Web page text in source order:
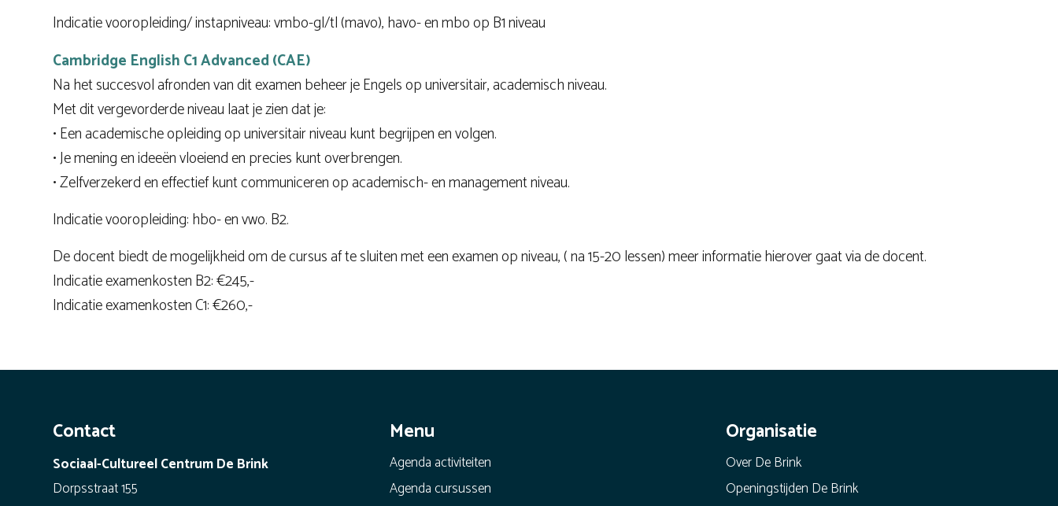
Indicatie vooropleiding/ instapniveau: vmbo-gl/tl (mavo), havo- en mbo op B1 niveau
Cambridge English C1 Advanced (CAE)
Na het succesvol afronden van dit examen beheer je Engels op universitair, academisch niveau.
Met dit vergevorderde niveau laat je zien dat je:
• Een academische opleiding op universitair niveau kunt begrijpen en volgen.
• Je mening en ideeën vloeiend en precies kunt overbrengen.
• Zelfverzekerd en effectief kunt communiceren op academisch- en management niveau.
Indicatie vooropleiding: hbo- en vwo. B2.
De docent biedt de mogelijkheid om de cursus af te sluiten met een examen op niveau, ( na 15-20 lessen) meer informatie hierover gaat via de docent.
Indicatie examenkosten B2: €245,-
Indicatie examenkosten C1: €260,-
Contact
Sociaal-Cultureel Centrum De Brink
Dorpsstraat 155
Menu
Agenda activiteiten
Agenda cursussen
Organisatie
Over De Brink
Openingstijden De Brink